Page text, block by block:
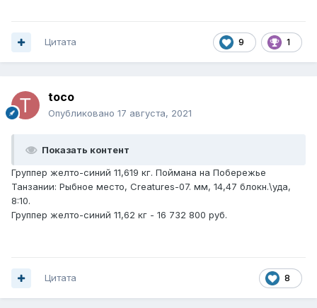
9 1
Цитата
toco
Опубликовано 17 августа, 2021
Показать контент
Группер желто-синий 11,619 кг. Поймана на Побережье
Танзании: Рыбное место, Creatures-07. мм, 14,47 блокн.\уда,
8:10.
Группер желто-синий 11,62 кг - 16 732 800 руб.
8
Цитата